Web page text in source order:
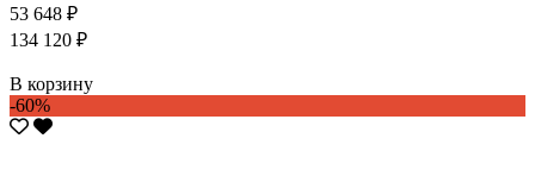
53 648 ₽
134 120 ₽
В корзину
-60%